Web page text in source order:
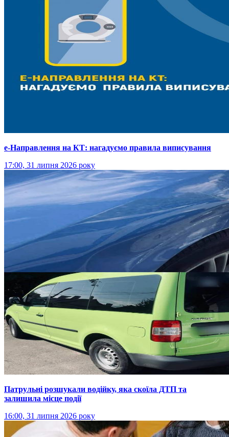
е-Направлення на КТ: нагадуємо правила виписування
17:00, 31 липня 2026 року
Патрульні розшукали водійку, яка скоїла ДТП та
залишила місце події
16:00, 31 липня 2026 року